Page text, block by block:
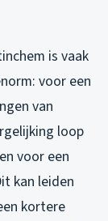
is vaak
voor een
van
loop
voor een
kan leiden
kortere